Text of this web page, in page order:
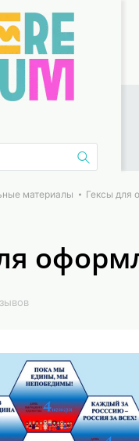
материалы Гексы для